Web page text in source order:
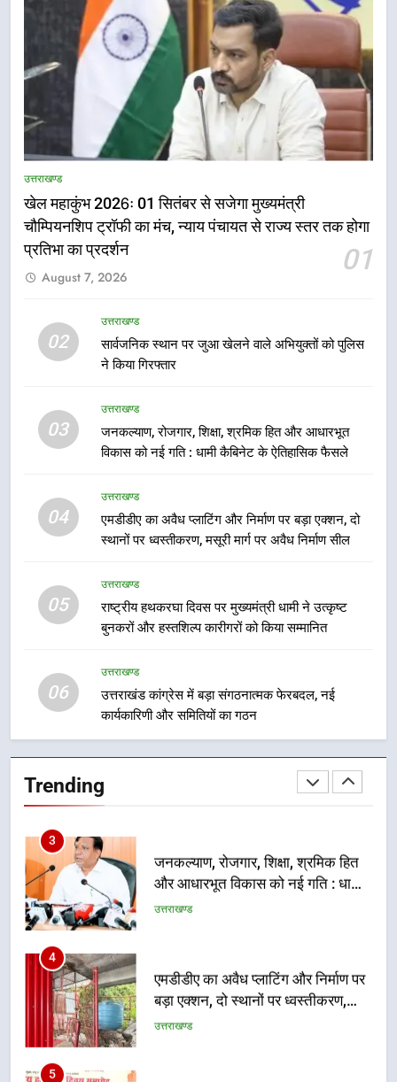
उत्तराखण्ड
खेल महाकुंभ 2026ः 01 सितंबर से सजेगा मुख्यमंत्री
चौम्पियनशिप ट्रॉफी का मंच, न्याय पंचायत से राज्य स्तर तक होगा
प्रतिभा का प्रदर्शन
01
August 7, 2026
02
उत्तराखण्ड
सार्वजनिक स्थान पर जुआ खेलने वाले अभियुक्तों को पुलिस
ने किया गिरफ्तार
03
उत्तराखण्ड
जनकल्याण, रोजगार, शिक्षा, श्रमिक हित और आधारभूत
विकास को नई गति : धामी कैबिनेट के ऐतिहासिक फैसले
04
उत्तराखण्ड
एमडीडीए का अवैध प्लाटिंग और निर्माण पर बड़ा एक्शन, दो
स्थानों पर ध्वस्तीकरण, मसूरी मार्ग पर अवैध निर्माण सील
05
उत्तराखण्ड
राष्ट्रीय हथकरघा दिवस पर मुख्यमंत्री धामी ने उत्कृष्ट
बुनकरों और हस्तशिल्प कारीगरों को किया सम्मानित
06
उत्तराखण्ड
उत्तराखंड कांग्रेस में बड़ा संगठनात्मक फेरबदल, नई
कार्यकारिणी और समितियों का गठन
Trending
राष्ट्रीय हथकरघा दिवस पर मुख्यमंत्री
कारीगरों को किया सम्मानित
उत्तराखण्ड
6
वाले महीनों में हजारों पदों पर की जाएगी
भर्ती
उत्तराखण्ड
दिल्ली-देहरादून आर्थिक कॉरिडोर से जुड़ी
12 किमी ग्रीनफील्ड बाईपास परियोजना
निर्देश, सुरक्षा मानकों से कोई समझौता
नहींः डीएम
1
खेल महाकुंभ 2026ः 01 सितंबर से सजेगा
प्रतिभा का प्रदर्शन
सार्वजनिक स्थान पर जुआ खेलने वाले
अभियुक्तों को पुलिस ने किया गिरफ्तार
3
जनकल्याण, रोजगार, शिक्षा, श्रमिक हित
और आधारभूत विकास को नई गति : धामी
कैबिनेट के ऐतिहासिक फैसले
उत्तराखण्ड
4
एमडीडीए का अवैध प्लाटिंग और निर्माण पर
बड़ा एक्शन, दो स्थानों पर ध्वस्तीकरण,
मसूरी मार्ग पर अवैध निर्माण सील
उत्तराखण्ड
5